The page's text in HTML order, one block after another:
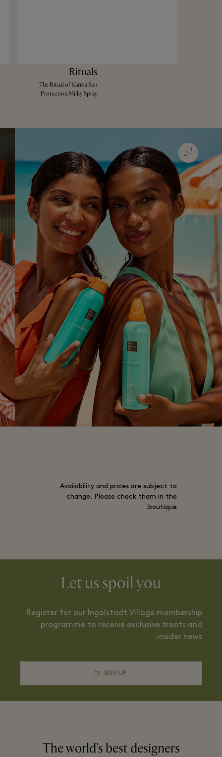
Rituals
The Ritual of Karma Sun
Protection Milky Spray
1
4
Availability and prices are subject to
change. Please check them in the
boutique.
Let us spoil you
Register for our Ingolstadt Village membership
programme to receive exclusive treats and
insider news.
SIGN UP
The world’s best designers